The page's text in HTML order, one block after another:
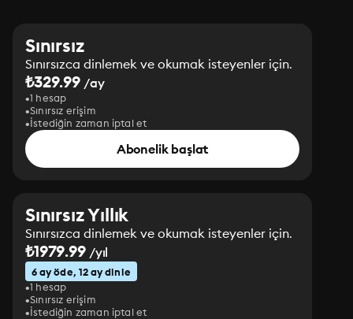
Sınırsız
Sınırsızca dinlemek ve okumak isteyenler için.
₺329.99 /ay
1 hesap
Sınırsız erişim
İstediğin zaman iptal et
Abonelik başlat
Sınırsız Yıllık
Sınırsızca dinlemek ve okumak isteyenler için.
₺1979.99/yıl
6 ay öde, 12 ay dinle
1 hesap
Sınırsız erişim
İstediğin zaman iptal et